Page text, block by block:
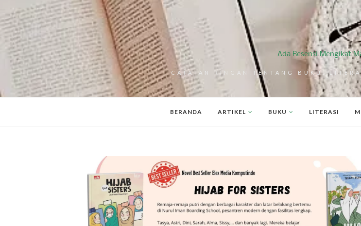
Ada Resensi Mengikat
CATATAN RINGAN TENTANG BUKU,
BERANDA ARTIKEL BUKU LITERASI